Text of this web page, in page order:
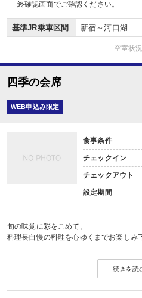
終確認画面でご確認ください。
基準JR乗車区間 新宿～河口湖
空室状
四季の会席
WEB申込み限定
食事条件
チェックイン
チェックアウト
設定期間
旬の味覚に彩をこめて。
料理長自慢の料理を心ゆくまでお楽しみ
和室10畳のお部屋となります。
バス・ウォシュレット・冷蔵庫・ドライ
眺望は河口湖畔側客室、富士山側客室、
続きを読